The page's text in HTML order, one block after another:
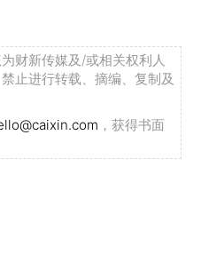
财新传媒及/或相关权利人
止进行转载、摘编、复制及
，获得书面